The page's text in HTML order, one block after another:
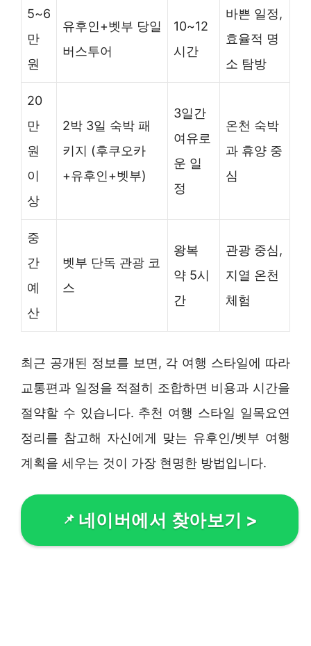
5~6
만
원
유후인+벳부 당일
버스투어
10~12
시간
바쁜 일정,
효율적 명
소 탐방
20
만
원
이
상
2박 3일 숙박 패
키지 (후쿠오카
+유후인+벳부)
3일간
여유로
운 일
정
온천 숙박
과 휴양 중
심
중
간
예
산
벳부 단독 관광 코
스
왕복
약 5시
간
관광 중심,
지열 온천
체험
최근 공개된 정보를 보면, 각 여행 스타일에 따라
교통편과 일정을 적절히 조합하면 비용과 시간을
절약할 수 있습니다. 추천 여행 스타일 일목요연
정리를 참고해 자신에게 맞는 유후인/벳부 여행
계획을 세우는 것이 가장 현명한 방법입니다.
네이버에서 찾아보기 >